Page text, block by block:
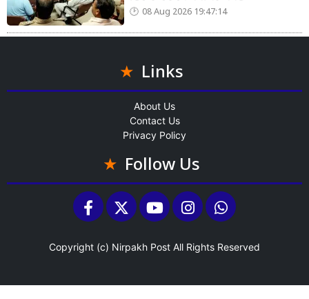
08 Aug 2026 19:47:14
Links
About Us
Contact Us
Privacy Policy
Follow Us
Copyright (c) Nirpakh Post All Rights Reserved